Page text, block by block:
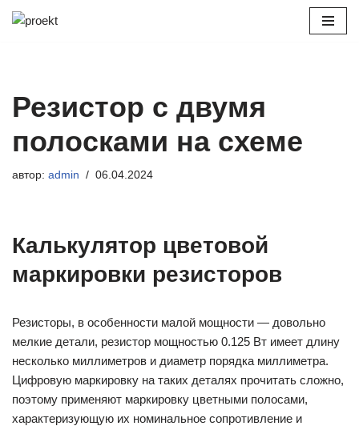
Резистор с двумя
полосками на схеме
автор: admin 06.04.2024
Калькулятор цветовой
маркировки резисторов
Резисторы, в особенности малой мощности — довольно
мелкие детали, резистор мощностью 0.125 Вт имеет длину
несколько миллиметров и диаметр порядка миллиметра.
Цифровую маркировку на таких деталях прочитать сложно,
поэтому применяют маркировку цветными полосами,
характеризующую их номинальное сопротивление и